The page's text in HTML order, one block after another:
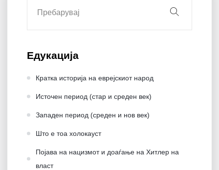
Едукација
Кратка историја на еврејскиот народ
Источен период (стар и среден век)
Западен период (среден и нов век)
Што е тоа холокауст
Појава на нацизмот и доаѓање на Хитлер на
влaст